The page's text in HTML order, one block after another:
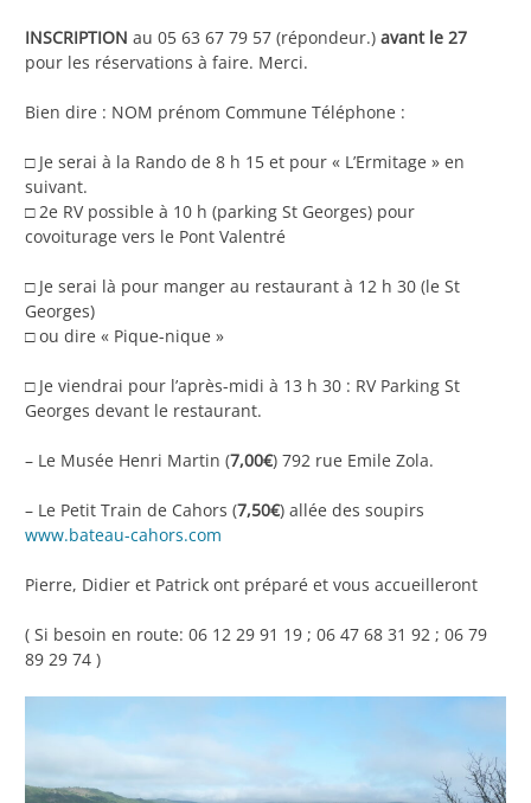
INSCRIPTION au 05 63 67 79 57 (répondeur.) avant le 27
pour les réservations à faire. Merci.
Bien dire : NOM prénom Commune Téléphone :
□ Je serai à la Rando de 8 h 15 et pour « L’Ermitage » en
suivant.
□ 2e RV possible à 10 h (parking St Georges) pour
covoiturage vers le Pont Valentré
□ Je serai là pour manger au restaurant à 12 h 30 (le St
Georges)
□ ou dire « Pique-nique »
□ Je viendrai pour l’après-midi à 13 h 30 : RV Parking St
Georges devant le restaurant.
– Le Musée Henri Martin (7,00€) 792 rue Emile Zola.
– Le Petit Train de Cahors (7,50€) allée des soupirs
www.bateau-cahors.com
Pierre, Didier et Patrick ont préparé et vous accueilleront
( Si besoin en route: 06 12 29 91 19 ; 06 47 68 31 92 ; 06 79
89 29 74 )